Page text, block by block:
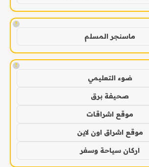
!
ماسنجر المسلم
!
ضوء التعليمي
صحيفة برق
موقع اشراقات
موقع اشراق اون لاين
اركان سياحة وسفر